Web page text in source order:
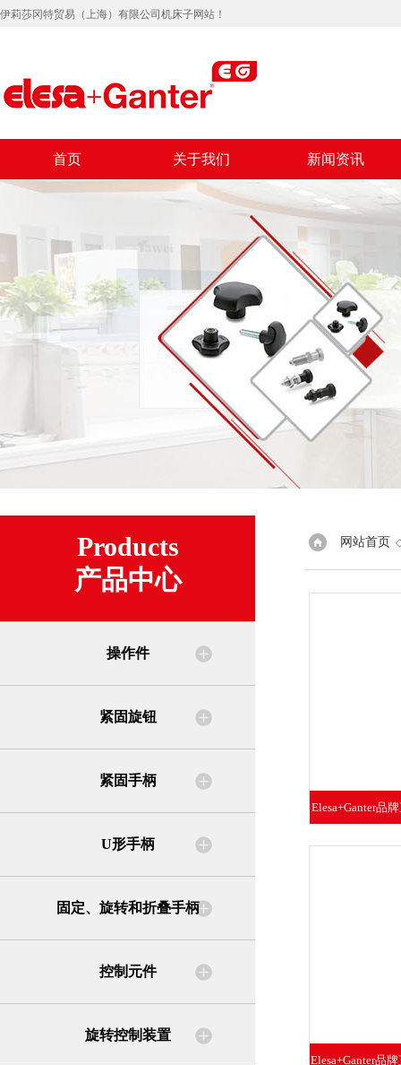
伊莉莎冈特贸易（上海）有限公司机床子网站！
首页 关于我们 新闻资讯
Products
产品中心
操作件
紧固旋钮
紧固手柄
U形手柄
固定、旋转和折叠手柄
控制元件
旋转控制装置
网站首页
Elesa+Ganter品
Elesa+Ganter品